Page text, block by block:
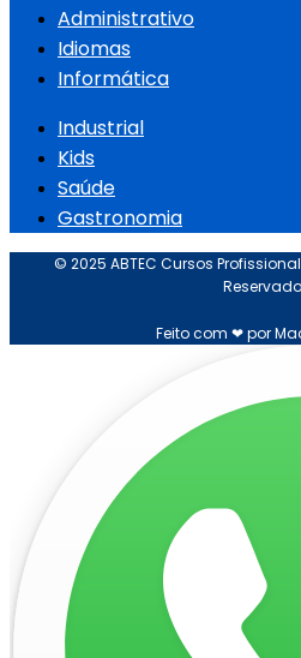
Administrativo
Idiomas
Informática
Industrial
Kids
Saúde
Gastronomia
© 2025 ABTEC Cursos
Feito com ❤ por